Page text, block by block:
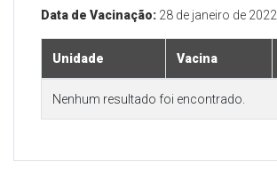
Data de Vacinação: 28 de janeiro de 2022
Unidade Vacina
Nenhum resultado foi encontrado.